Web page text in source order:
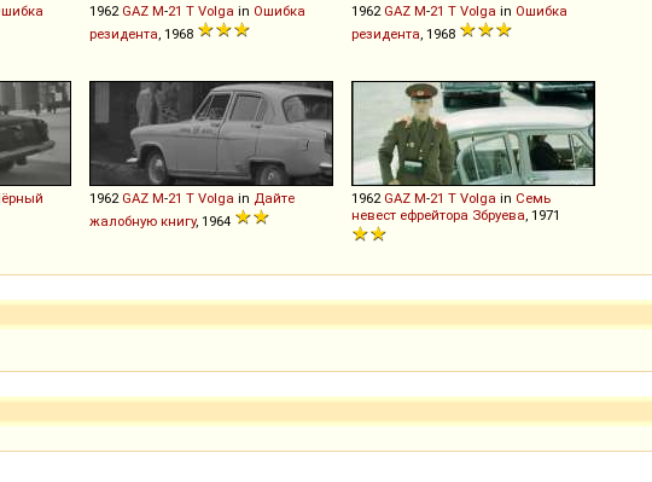
1962 GAZ M-21 T Volga in Ошибка
резидента , 1968
1962 GAZ M-21 T Volga in Ошибка
резидента , 1968
1962 GAZ M-21 T Volga in Дайте
жалобную книгу, 1964
1962 GAZ M-21 T Volga in Семь
невест ефрейтора Збруева , 1971